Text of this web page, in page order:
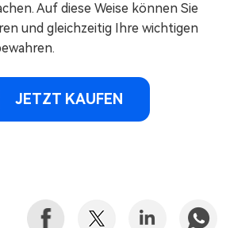
Auf diese Weise können Sie
und gleichzeitig Ihre wichtigen
JETZT KAUFEN